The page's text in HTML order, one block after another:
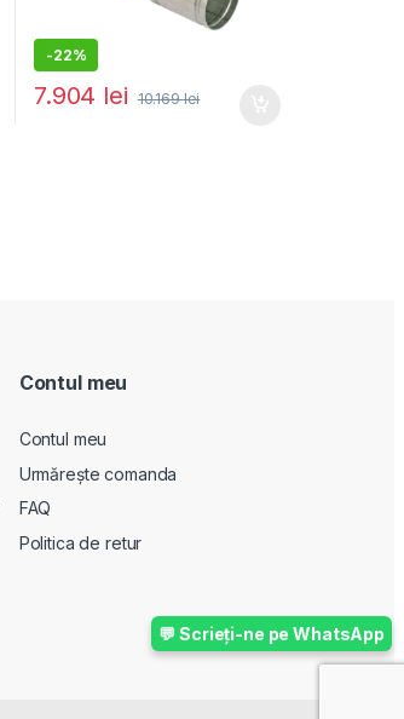
-22%
7.904 lei 10.169lei
💬 Scrieți-ne pe WhatsApp
Contul meu
Contul meu
Urmărește comanda
FAQ
Politica de retur